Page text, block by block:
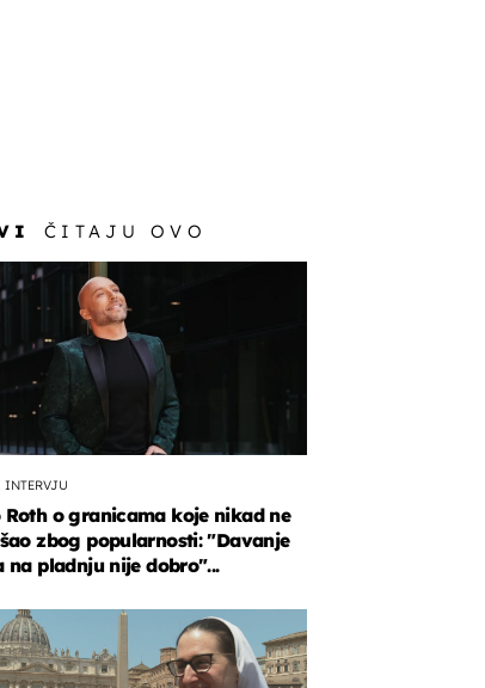
ČITAJU OVO
INTERVJU
Roth o granicama koje nikad ne
zbog popularnosti: "Davanje
na pladnju nije dobro"...